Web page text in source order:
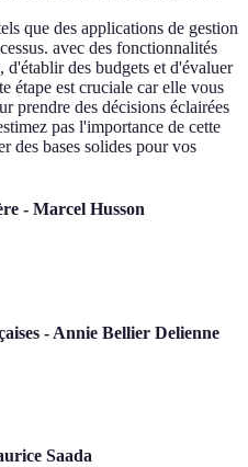
que des applications de gestion
avec des fonctionnalités
d'établir des budgets et d'évaluer
étape est cruciale car elle vous
prendre des décisions éclairées
pas l'importance de cette
des bases solides pour vos
- Marcel Husson
- Annie Bellier Delienne
Saada